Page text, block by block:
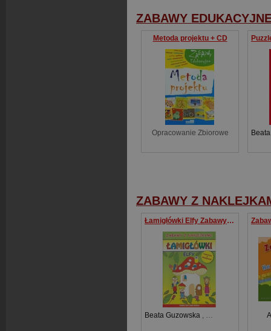
ZABAWY
Metoda projektu + CD
Opracowanie Zbiorowe
ZABAWY Z
Łamigłówki Elfy Zabawy z naklejkami
Beata Guzowska , Kamila Pawlicka